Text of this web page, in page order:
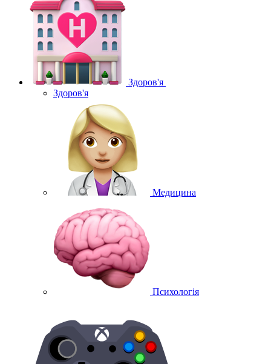
Здоров'я
Здоров'я
Медицина
Психологія